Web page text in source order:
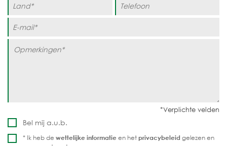
Bel mij a.u.b.
* Ik heb de wettelijke informatie en hetprivacybeleid gelezen en